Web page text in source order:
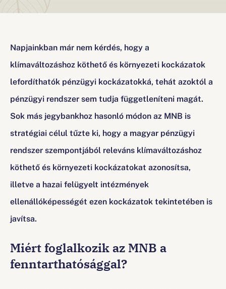
Napjainkban már nem kérdés, hogy a
klímaváltozáshoz köthető és környezeti kockázatok
lefordíthatók pénzügyi kockázatokká, tehát azoktól a
pénzügyi rendszer sem tudja függetleníteni magát.
Sok más jegybankhoz hasonló módon az MNB is
stratégiai célul tűzte ki, hogy a magyar pénzügyi
rendszer szempontjából releváns klímaváltozáshoz
köthető és környezeti kockázatokat azonosítsa,
illetve a hazai felügyelt intézmények
ellenállóképességét ezen kockázatok tekintetében is
javítsa.
Miért foglalkozik az MNB a
fenntarthatósággal?